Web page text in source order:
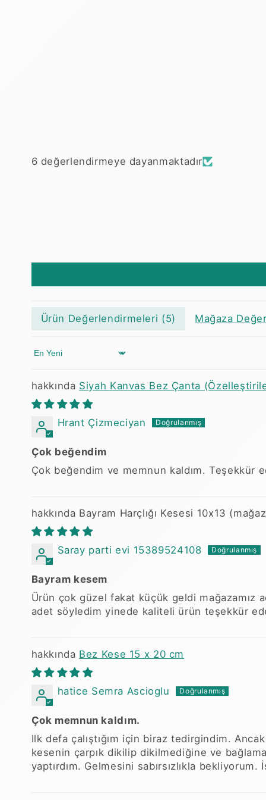
6 değerlendirmeye dayanmaktadır
Ürün Değerlendirmeleri (5) Mağaza
Sort by
Siyah Kanvas Bez Çanta
Hrant Çizmeciyan
Çok beğendim
Çok beğendim ve memnun kaldım. Teşekkür
Bayram Harçlığı Kesesi 10x13
Saray parti evi 15389524108
Bayram kesem
Ürün çok güzel fakat küçük geldi mağazamız
adet söyledim yinede kaliteli ürün teşekkür
Bez Kese 15 x 20 cm
hatice Semra Ascioglu
Çok memnun kaldım.
Ilk defa çalıştığım için biraz tedirgindim.
kesenin çarpık dikilip dikilmediğine ve
yaptırdım. Gelmesini sabırsızlıkla